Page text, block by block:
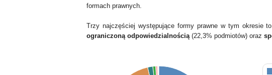
formach prawnych.
Trzy najczęściej występujące formy prawne w tym okresie to
ograniczoną odpowiedzialnością(22,3% podmiotów) oraz